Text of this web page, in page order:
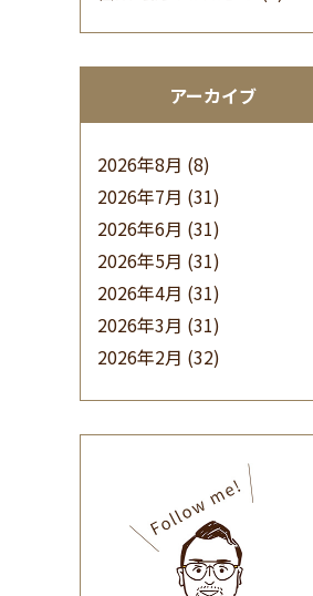
アーカイブ
2026年8月 (8)
2026年7月 (31)
2026年6月 (31)
2026年5月 (31)
2026年4月 (31)
2026年3月 (31)
2026年2月 (32)
(32)
2025年9月(30)
2025年8月(31)
2025年7月(37)